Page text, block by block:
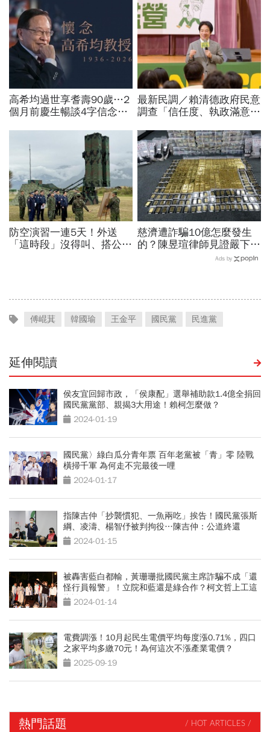
高希均過世享耆壽90歲…2
個月前慶生暢談4字信念，
福、一切靠自己爭氣
最新民調／賴清德政府民意
調查「信任度、執政滿意
降…中央表現牽動縣市長選
戰！
防空演習一連5天！外送
「這時段」沒得叫、搭公車
慈濟遭詐騙10億怎麼發生
的？陳昱瑄律師見證嚴下跪
博信任！豪宅藏158公斤黃
Ads by
傅崐萁 韓國瑜 王金平 國民黨 民進黨
延伸閱讀
侯友宜回歸市政，「侯康配」選舉補助款1.4億全捐回
國民黨黨部、親揭3大用途！賴柯怎麼做？
2024-01-19
國民黨〉綠白瓜分青年票 百年老黨被「青」零 陸戰
橫掃千軍 為何走不完最後一哩
2024-01-17
指陳吉仲「抄襲慣犯、一魚兩吃」挨告！國民黨張斯
綱、凌濤、楊智伃被判拘役…陳吉仲：公道終還
2024-01-15
被轟害藍白都輸，黃珊珊批國民黨主席詐騙不成「還
怪行員報警」！立院和藍還是綠合作？柯文哲上工這
樣說2024-01-14
電費調漲！10月起民生電價平均每度漲0.71%，四口
之家平均多繳70元！為何這次不漲產業電價？
2025-09-19
熱門話題 / HOT ARTICLES /